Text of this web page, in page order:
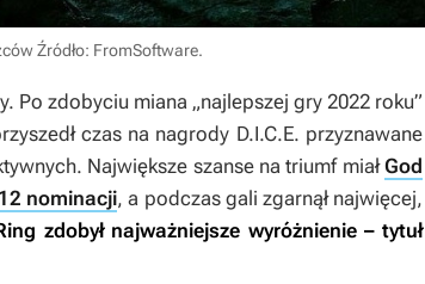
Źródło: FromSoftware.
Po zdobyciu miana „najlepszej gry 2022 roku”
czas na nagrody D.I.C.E. przyznawane
Największe szanse na triumf miałGod
12 nominacji, a podczas gali zgarnął najwięcej,
zdobył najważniejsze wyróżnienie – tytuł